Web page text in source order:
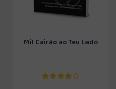
Mil Cairão ao Teu Lado